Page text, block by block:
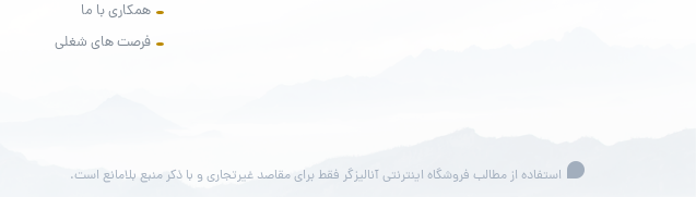
همکاری با ما
فرصت های شغلی
استفاده از مطالب فروشگاه اینترنتی آنالیزگر فقط برای مقاصد غیرتجاری و با ذکر منبع بلامانع است.